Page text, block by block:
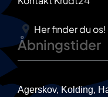
Her finder du os!
Åbningstider
Agerskov, Kolding,